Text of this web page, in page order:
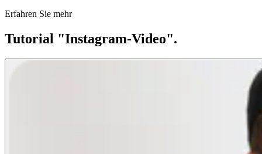
Erfahren Sie mehr
Tutorial "Instagram-Video".